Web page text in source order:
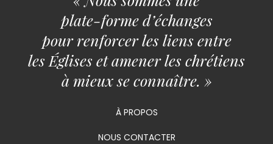
plate-forme d’échanges
pour renforcer les liens entre
les Églises et amener les chrétiens
à mieux se connaître. »
À PROPOS
NOUS CONTACTER